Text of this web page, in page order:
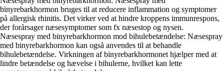
binyrebarkhormon bruges til at reducere inflammation og symptomer
på allergisk rhinitis. Det virker ved at hindre kroppens immunrespons,
der forårsager næsesymptomer som fx næsestop og nysen.
Næsespray med binyrebarkhormon mod bihulebetændelse: Næsespray
med binyrebarkhormon kan også anvendes til at behandle
bihulebetændelse. Virkningen af binyrebarkhormonet hjælper med at
lindre betændelse og hævelse i bihulerne, hvilket kan lette